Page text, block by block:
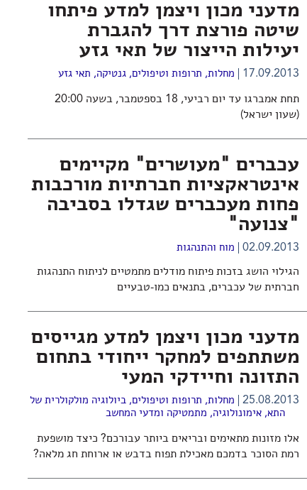
מדעני מכון ויצמן למדע פיתחו
שיטה פורצת דרך להגברת
יעילות הייצור של תאי גזע
17.09.2013 מחלות, תרופות וטיפולים,גנטיקה, תאי גזע
תחת אמברגו עד יום רביעי, 18 בספטמבר, בשעה 20:00
(שעון ישראל)
עכברים "מעושרים" מקיימים
אינטראקציות חברתיות מורכבות
פחות מעכברים שגדלו בסביבה
"צנועה"
02.09.2013 מוח והתנהגות
הגילוי הושג בזכות פיתוח מודלים מתמטיים לניתוח התנהגות
חברתית של עכברים, בתנאים כמו-טבעיים
מדעני מכון ויצמן למדע מגייסים
משתתפים למחקר ייחודי בתחום
התזונה וחיידקי המעי
25.08.2013 מחלות, תרופות וטיפולים,ביולוגיה מולקולרית של
התא,אימונולוגיה, מתמטיקה ומדעי המחשב
אלו מזונות מתאימים ובריאים ביותר עבורכם? כיצד מושפעת
רמת הסוכר בדמכם מאכילת תפוח בדבש או ארוחת חג מלאה?